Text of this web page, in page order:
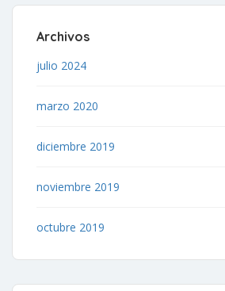
Archivos
julio 2024
marzo 2020
diciembre 2019
noviembre 2019
octubre 2019